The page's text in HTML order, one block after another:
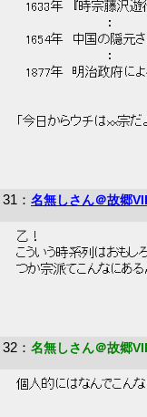
1633年　『時宗藤沢遊
：
1654年　中国の隠元さ
：
1877年　明治政府によ
「今日からウチはxx宗だ
31 ： 名無しさん＠故郷
乙！
こういう時系列はおもし
つか宗派てこんなにあ
32 ： 名無しさん＠故郷
個人的にはなんでこん